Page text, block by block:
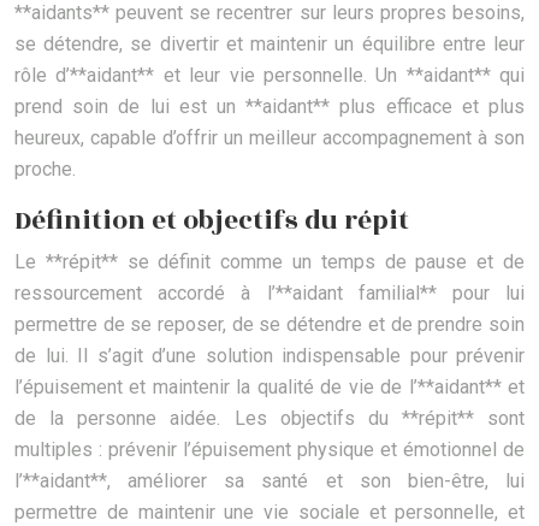
**aidants** peuvent se recentrer sur leurs propres besoins,
se détendre, se divertir et maintenir un équilibre entre leur
rôle d’**aidant** et leur vie personnelle. Un **aidant** qui
prend soin de lui est un **aidant** plus efficace et plus
heureux, capable d’offrir un meilleur accompagnement à son
proche.
Définition et objectifs du répit
Le **répit** se définit comme un temps de pause et de
ressourcement accordé à l’**aidant familial** pour lui
permettre de se reposer, de se détendre et de prendre soin
de lui. Il s’agit d’une solution indispensable pour prévenir
l’épuisement et maintenir la qualité de vie de l’**aidant** et
de la personne aidée. Les objectifs du **répit** sont
multiples : prévenir l’épuisement physique et émotionnel de
l’**aidant**, améliorer sa santé et son bien-être, lui
permettre de maintenir une vie sociale et personnelle, et